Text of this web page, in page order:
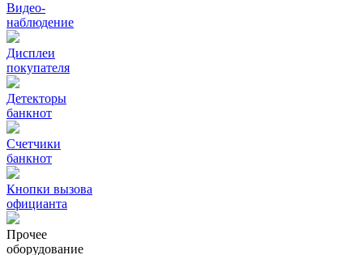
Видео‑
наблюдение
Дисплеи
покупателя
Детекторы
банкнот
Счетчики
банкнот
Кнопки вызова
официанта
Прочее
оборудование